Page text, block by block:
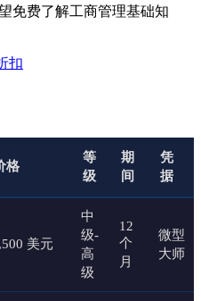
免费了解工商管理基础知
扣
格
等
级
期
间
凭
据
美元
中
级-
高
级
12
个
月
微型
大师